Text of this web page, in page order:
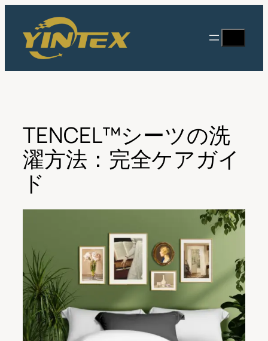
キ
索
TENCEL™シーツの洗
濯方法：完全ケアガイ
ド